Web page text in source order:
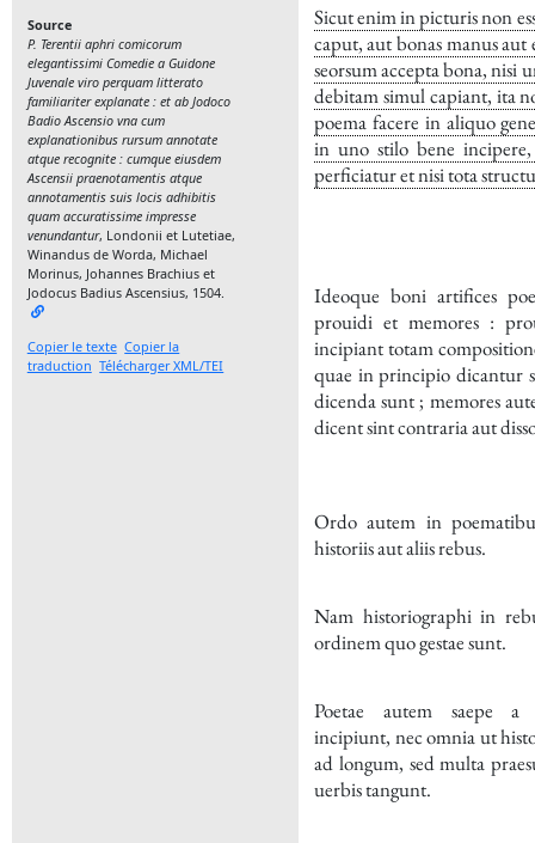
Source
P. Terentii aphri comicorum
elegantissimi Comedie a Guidone
Juvenale viro perquam litterato
familiariter explanate : et ab Jodoco
Badio Ascensio vna cum
explanationibus rursum annotate
atque recognite : cumque eiusdem
Ascensii praenotamentis atque
annotamentis suis locis adhibitis
quam accuratissime impresse
venundantur, Londonii et Lutetiae,
Winandus de Worda, Michael
Morinus, Johannes Brachius et
Jodocus Badius Ascensius, 1504.
Copier le texte Copier la
traduction Télécharger XML/TEI
Sicut enim in picturis non
caput, aut bonas manus
seorsum accepta bona, nisi
debitam simul capiant, ita
poema facere in aliquo
in uno stilo bene
perficiatur et nisi tota
Ideoque boni artifices
prouidi et memores :
incipiant totam
quae in principio dicantur
dicenda sunt ; memores
dicent sint contraria aut
Ordo autem in
historiis aut aliis rebus.
Nam historiographi in
ordinem quo gestae sunt.
Poetae autem saepe a
incipiunt, nec omnia ut
ad longum, sed multa
uerbis tangunt.